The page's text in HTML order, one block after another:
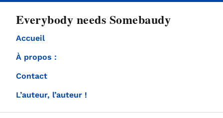
Everybody needs Somebaudy
Accueil
À propos :
Contact
L’auteur, l’auteur !